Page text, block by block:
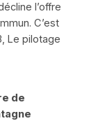
l’offre
C’est
Le pilotage
de